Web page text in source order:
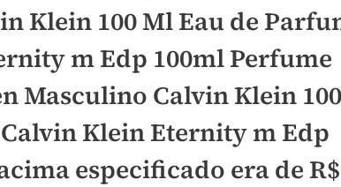
Klein 100 Ml Eau de
m Edp 100ml Perfume
Masculino Calvin Klein
Klein Eternity m Edp
especificado era de R$